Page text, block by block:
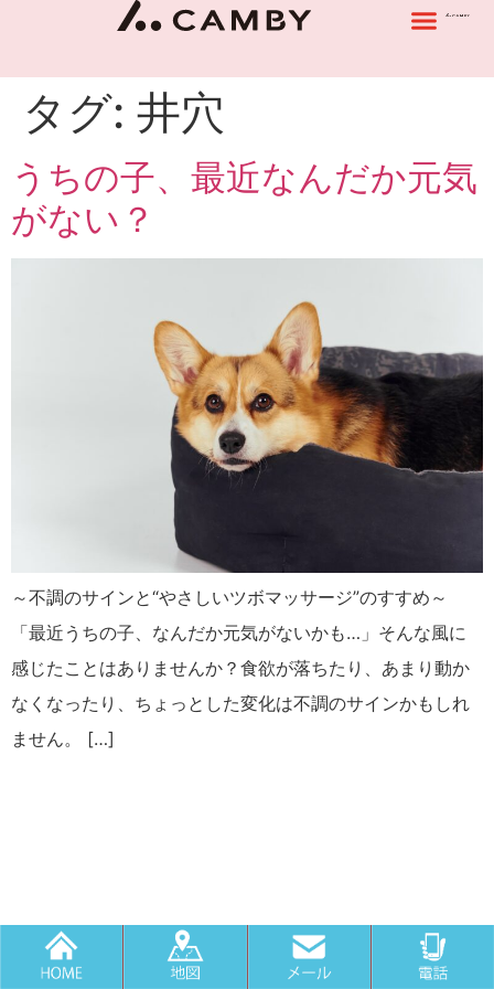
タグ: 井穴
うちの子、最近なんだか元気
がない？
～不調のサインと“やさしいツボマッサージ”のすすめ～
「最近うちの子、なんだか元気がないかも…」そんな風に
感じたことはありませんか？食欲が落ちたり、あまり動か
なくなったり、ちょっとした変化は不調のサインかもしれ
ません。 […]